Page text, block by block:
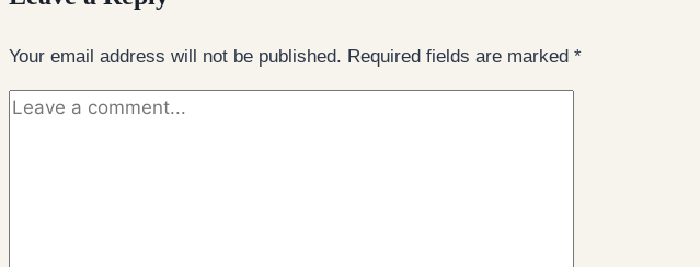
Your email address will not be published. Required fields are marked *